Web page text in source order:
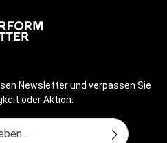
Newsletter und verpassen Sie
oder Aktion.